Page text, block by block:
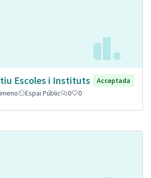
Escoles i Instituts
Acceptada
Espai Públic 0 0